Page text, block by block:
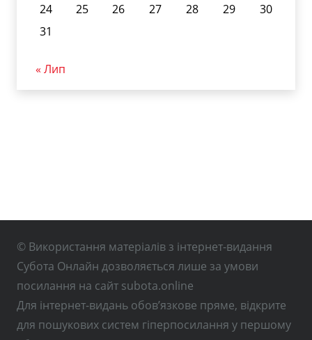
24
25 26 27 28 29
30
31
« Лип
© Використання матеріалів з інтернет-видання
Субота Онлайн дозволяється лише за умови
посилання на сайт subota.online
Для інтернет-видань обов’язкове пряме, відкрите
для пошукових систем гіперпосилання у першому